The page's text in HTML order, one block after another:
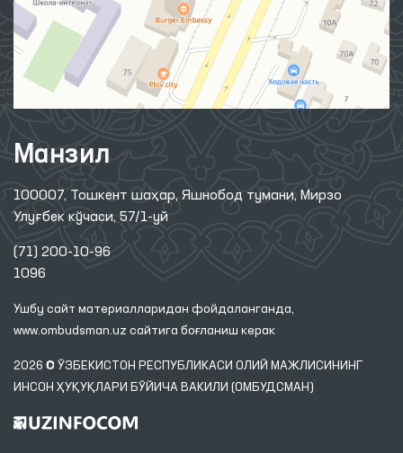
Манзил
100007, Тошкент шаҳар, Яшнобод тумани, Мирзо
Улуғбек кўчаси, 57/1-уй
(71) 200-10-96
1096
Ушбу сайт материалларидан фойдаланганда,
www.ombudsman.uz сайтига боғланиш керак
2026 © ЎЗБЕКИСТОН РЕСПУБЛИКАСИ ОЛИЙ МАЖЛИСИНИНГ
ИНСОН ҲУҚУҚЛАРИ БЎЙИЧА ВАКИЛИ (ОМБУДСМАН)